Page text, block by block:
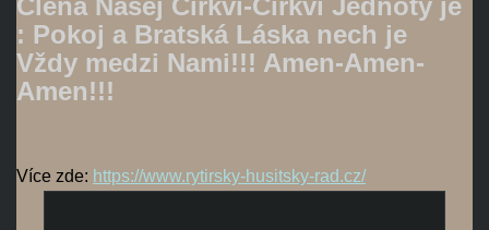
Člena Našej Cirkvi-Cirkvi Jednoty je
: Pokoj a Bratská Láska nech je
Vždy medzi Nami!!! Amen-Amen-
Amen!!!
Více zde: https://www.rytirsky-husitsky-rad.cz/